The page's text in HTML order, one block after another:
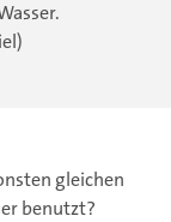
gleichen
benutzt?